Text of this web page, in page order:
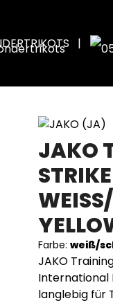
JAKO
Farbe: weiß/
JAKO
International
langlebig für